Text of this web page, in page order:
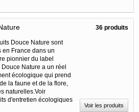
Douce Nature sont
en France dans un
pionnier du label
Douce Nature a un réel
écologique qui prend
la faune et de la flore,
naturelles.Voir
d'entretien écologiques
36 produits
Voir les produits